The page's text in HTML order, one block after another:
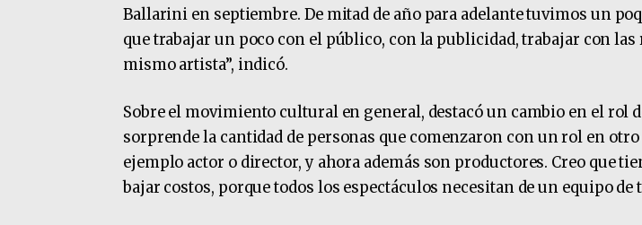
Ballarini en septiembre. De mitad de año para adelante tuvimos un
que trabajar un poco con el público, con la publicidad, trabajar con las
mismo artista”, indicó.
Sobre el movimiento cultural en general, destacó un cambio en el rol
sorprende la cantidad de personas que comenzaron con un rol en
ejemplo actor o director, y ahora además son productores. Creo que
bajar costos, porque todos los espectáculos necesitan de un equipo de